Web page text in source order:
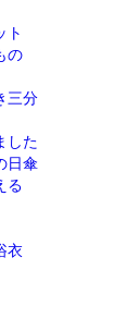
ト
の
三分
した
日傘
る
衣